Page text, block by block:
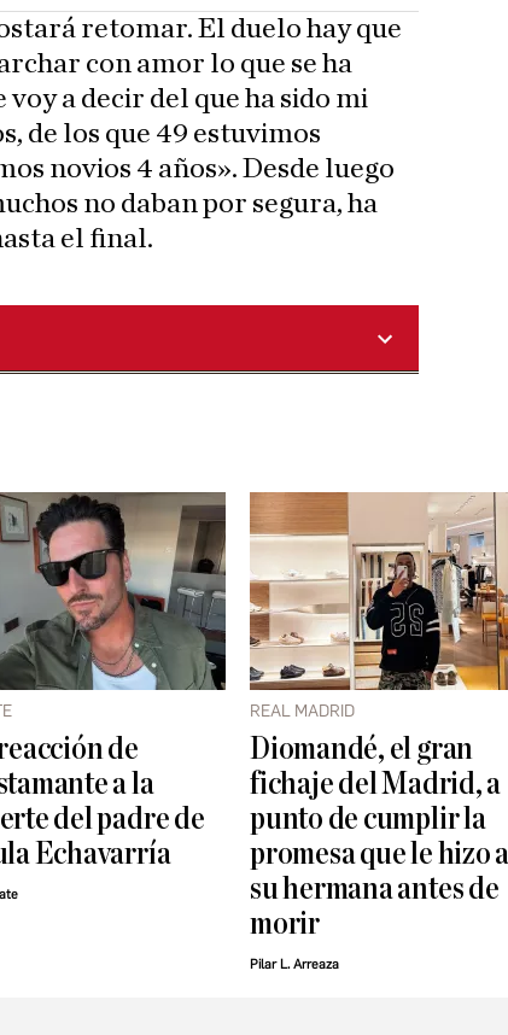
retomar. El duelo hay que
con amor lo que se ha
a decir del que ha sido mi
de los que 49 estuvimos
novios 4 años». Desde luego
no daban por segura, ha
el final.
de
a la
del padre de
Echavarría
REAL MADRID
Diomandé, el gran
fichaje del Madrid, a
punto de cumplir la
promesa que le hizo a
su hermana antes de
morir
Pilar L. Arreaza